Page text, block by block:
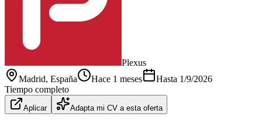
Plexus
Madrid, España Hace 1 meses Hasta 1/9/2026
Tiempo completo
Aplicar Adapta mi CV a esta oferta